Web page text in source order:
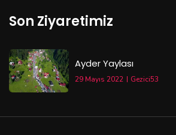
Son Ziyaretimiz
Ayder Yaylası
29 Mayıs 2022 Gezici53